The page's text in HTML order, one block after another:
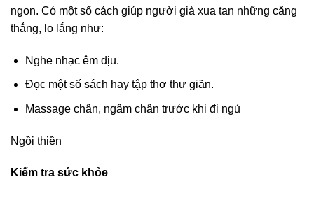
ngon. Có một số cách giúp người già xua tan những căng
thẳng, lo lắng như:
Nghe nhạc êm dịu.
Đọc một số sách hay tập thơ thư giãn.
Massage chân, ngâm chân trước khi đi ngủ
Ngồi thiền
Kiểm tra sức khỏe